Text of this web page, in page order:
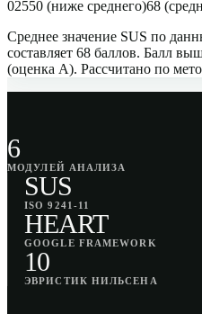
02550 (ниже среднего)68
Среднее значение SUS по
составляет 68 баллов. Балл
(оценка A). Рассчитано по
6
МОДУЛЕЙ АНАЛИЗА
SUS
ISO 9241-11
HEART
GOOGLE FRAMEWORK
10
ЭВРИСТИК НИЛЬСЕНА